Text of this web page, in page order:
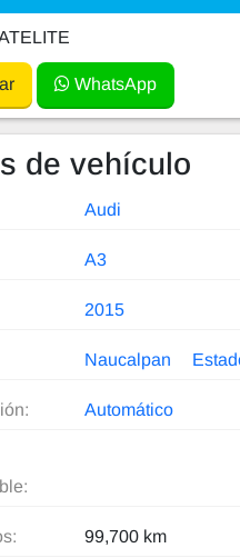
WhatsApp
de vehículo
Audi
A3
2015
Naucalpan
Automático
99,700 km